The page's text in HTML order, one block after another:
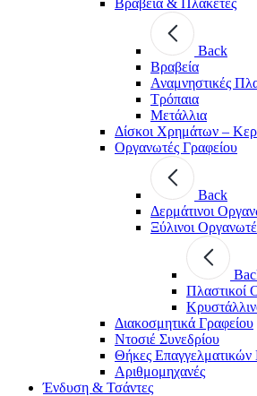
Back
Βραβεία
Αναμνηστικές
Τρόπαια
Μετάλλια
Δίσκοι Χρημάτων –
Οργανωτές Γραφείου
Back
Δερμάτινοι
Ξύλινοι
Πλαστικοί
Διακοσμητικά Γραφείου
Ντοσιέ Συνεδρίου
Θήκες
Αριθμομηχανές
Ένδυση & Τσάντες